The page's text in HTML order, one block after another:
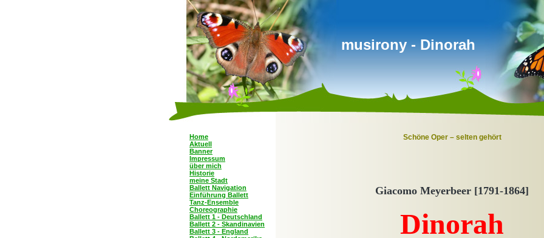
musirony - Dinorah
Home
Aktuell
Banner
Impressum
über mich
Historie
meine Stadt
Ballett Navigation
Einführung Ballett
Tanz-Ensemble
Choreographie
Ballett 1 - Deutschland
Ballett 2 - Skandinavien
Ballett 3 - England
Schöne Oper – selten gehört
Giacomo Meyerbeer [1791-1864]
Dinorah